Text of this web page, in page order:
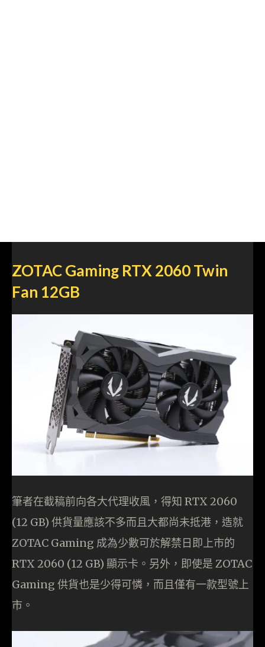
ZOTAC Gaming RTX 2060 Twin
Fan 12GB
筆者在截稿前向各大代理收風，得知 RTX 2060
(12 GB) 供貨量應該不多而且大都尚未抵港，造就
ZOTAC Gaming 成為少數可於解禁日即上市的
RTX 2060 (12 GB) 顯示卡。另外，即使是 ZOTAC
Gaming 供貨也是少得可憐，而且僅有一款型號上
市。